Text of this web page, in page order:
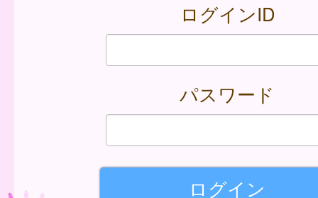
ログインID
パスワード